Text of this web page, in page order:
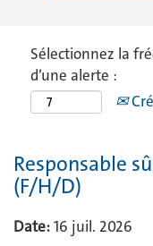
Sélectionnez la
d’une alerte :
Responsable
(F/H/D)
Date:16 juil. 2026